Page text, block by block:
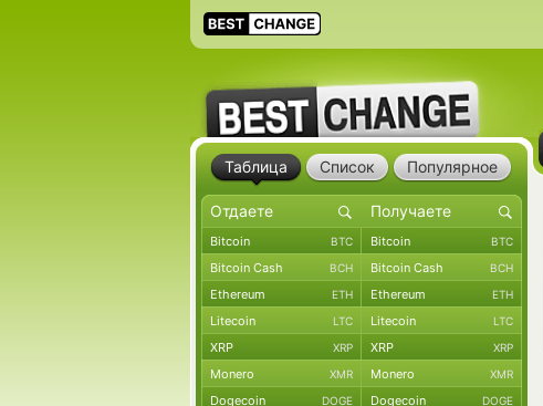
Таблица Список Популярное
Bitcoin BTC Bitcoin BTC
Bitcoin Cash BCH Bitcoin Cash BCH
Ethereum ETH Ethereum ETH
Litecoin LTC Litecoin LTC
XRP XRP XRP XRP
Monero XMR Monero XMR
Dogecoin DOGE Dogecoin DOGE